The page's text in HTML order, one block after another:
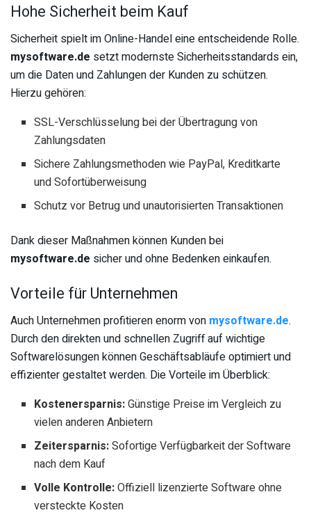
Hohe Sicherheit beim Kauf
Sicherheit spielt im Online-Handel eine entscheidende Rolle.
mysoftware.de setzt modernste Sicherheitsstandards ein,
um die Daten und Zahlungen der Kunden zu schützen.
Hierzu gehören:
SSL-Verschlüsselung bei der Übertragung von
Zahlungsdaten
Sichere Zahlungsmethoden wie PayPal, Kreditkarte
und Sofortüberweisung
Schutz vor Betrug und unautorisierten Transaktionen
Dank dieser Maßnahmen können Kunden bei
mysoftware.de sicher und ohne Bedenken einkaufen.
Vorteile für Unternehmen
Auch Unternehmen profitieren enorm von mysoftware.de.
Durch den direkten und schnellen Zugriff auf wichtige
Softwarelösungen können Geschäftsabläufe optimiert und
effizienter gestaltet werden. Die Vorteile im Überblick:
Kostenersparnis:Günstige Preise im Vergleich zu
vielen anderen Anbietern
Zeitersparnis:Sofortige Verfügbarkeit der Software
nach dem Kauf
Volle Kontrolle:Offiziell lizenzierte Software ohne
versteckte Kosten